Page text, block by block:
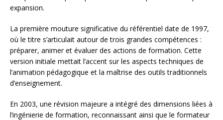
expansion.
La première mouture significative du référentiel date de 1997,
où le titre s’articulait autour de trois grandes compétences :
préparer, animer et évaluer des actions de formation. Cette
version initiale mettait l’accent sur les aspects techniques de
l’animation pédagogique et la maîtrise des outils traditionnels
d’enseignement.
En 2003, une révision majeure a intégré des dimensions liées à
l’ingénierie de formation, reconnaissant ainsi que le formateur